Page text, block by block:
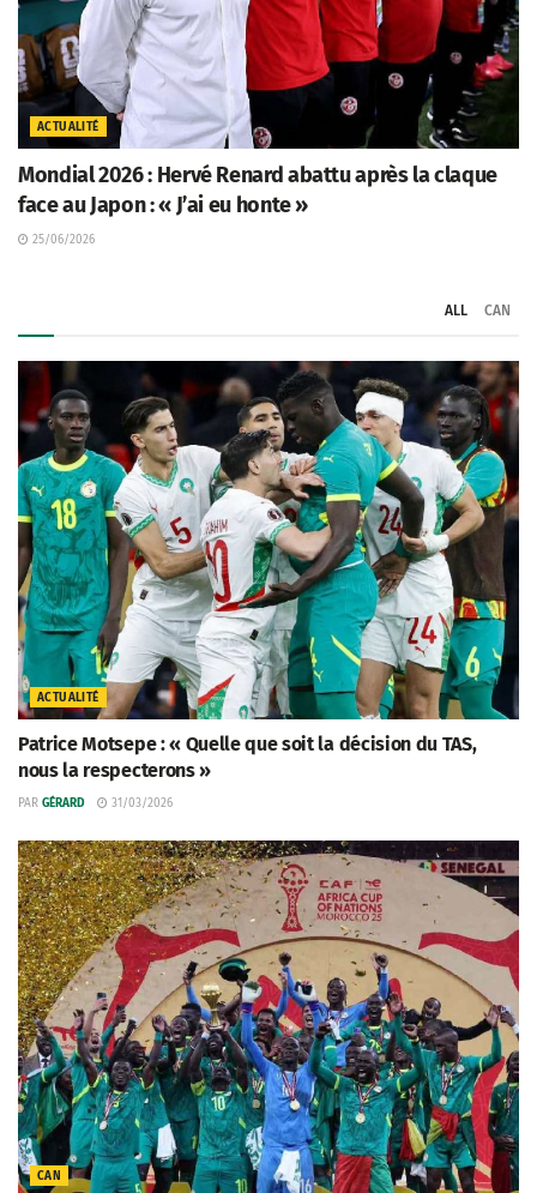
ACTUALITÉ
Mondial 2026 : Hervé Renard abattu après la claque
face au Japon : « J’ai eu honte »
25/06/2026
ALL CAN
ACTUALITÉ
Patrice Motsepe : « Quelle que soit la décision du TAS,
nous la respecterons »
PAR GÉRARD 31/03/2026
CAN